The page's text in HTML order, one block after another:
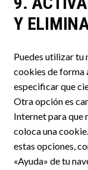
Y
Puedes utilizar tu
cookies de forma
especificar que
Otra opción es
Internet para que
coloca una
estas opciones,
«Ayuda» de tu